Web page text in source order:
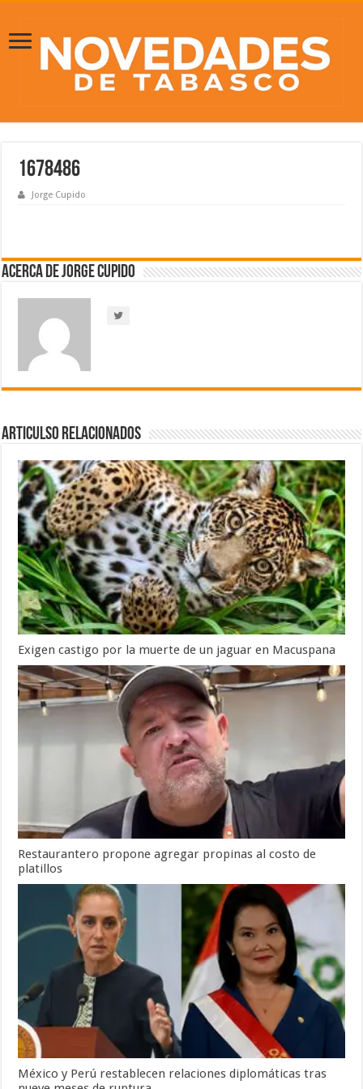
1678486
Jorge Cupido
Acerca de Jorge Cupido
Articulso Relacionados
Exigen castigo por la muerte de un jaguar en Macuspana
Restaurantero propone agregar propinas al costo de
platillos
México y Perú restablecen relaciones diplomáticas tras